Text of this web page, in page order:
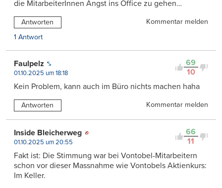
die MitarbeiterInnen Angst ins Office zu gehen…
Antworten
Kommentar melden
1 Antwort
69
10
Faulpelz
01.10.2025 um 18:18
Kein Problem, kann auch im Büro nichts machen haha
Antworten Kommentar melden
66
11
Inside Bleicherweg
01.10.2025 um 20:55
Fakt ist: Die Stimmung war bei Vontobel-Mitarbeitern
schon vor dieser Massnahme wie Vontobels Aktienkurs:
Im Keller.